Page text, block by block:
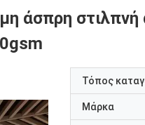
άσπρη στιλπνή
Τόπος
Μάρκα